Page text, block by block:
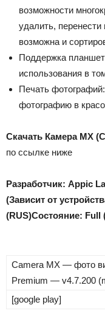
возможности
удалить,
возможна и
Поддержка
использования в
Печать
фотографию в
Скачать Камера MX (
по ссылке ниже
Разработчик: Appic
(Зависит от
(RUS)Состояние: Full
Camera MX — фото
Premium — v4.7.200
[google play]